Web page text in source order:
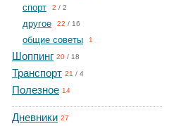
спорт 2 / 2
другое 22 / 16
общие советы 1
Шоппинг 20 / 18
Транспорт 21 / 4
Полезное 14
Дневники 27